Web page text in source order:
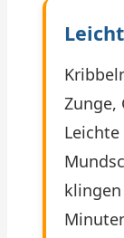
Zunge,